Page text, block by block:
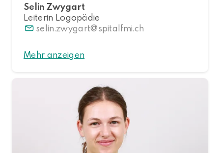
Selin Zwygart
Leiterin Logopädie
selin.zwygart
spitalfmi.ch
Mehr anzeigen